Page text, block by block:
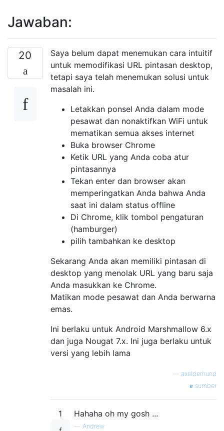
Jawaban:
20
Saya belum dapat menemukan cara intuitif
untuk memodifikasi URL pintasan desktop,
tetapi saya telah menemukan solusi untuk
masalah ini.
Letakkan ponsel Anda dalam mode
pesawat dan nonaktifkan WiFi untuk
mematikan semua akses internet
Buka browser Chrome
Ketik URL yang Anda coba atur
pintasannya
Tekan enter dan browser akan
memperingatkan Anda bahwa Anda
saat ini dalam status offline
Di Chrome, klik tombol pengaturan
(hamburger)
pilih tambahkan ke desktop
Sekarang Anda akan memiliki pintasan di
desktop yang menolak URL yang baru saja
Anda masukkan ke Chrome.
Matikan mode pesawat dan Anda berwarna
emas.
Ini berlaku untuk Android Marshmallow 6.x
dan juga Nougat 7.x. Ini juga berlaku untuk
versi yang lebih lama
axelderhund
sumber
1 Hahaha oh my gosh ...
— Andrew